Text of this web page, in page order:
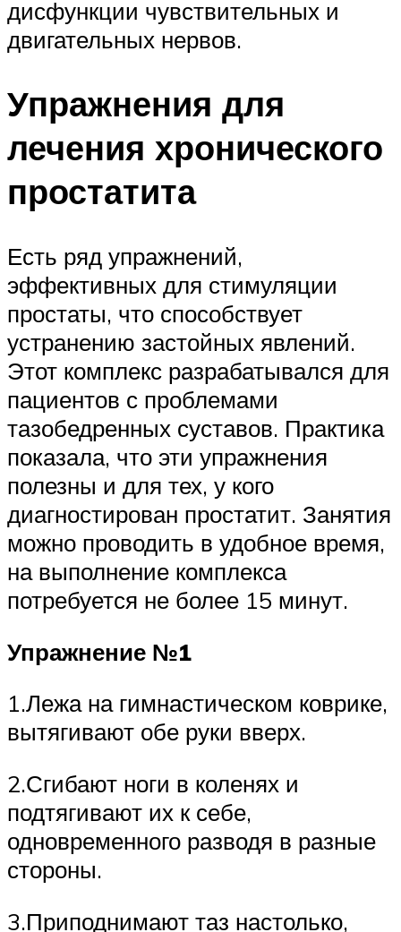
дисфункции чувствительных и
двигательных нервов.
Упражнения для
лечения хронического
простатита
Есть ряд упражнений,
эффективных для стимуляции
простаты, что способствует
устранению застойных явлений.
Этот комплекс разрабатывался для
пациентов с проблемами
тазобедренных суставов. Практика
показала, что эти упражнения
полезны и для тех, у кого
диагностирован простатит. Занятия
можно проводить в удобное время,
на выполнение комплекса
потребуется не более 15 минут.
Упражнение №1
1.Лежа на гимнастическом коврике,
вытягивают обе руки вверх.
2.Сгибают ноги в коленях и
подтягивают их к себе,
одновременного разводя в разные
стороны.
3.Приподнимают таз настолько,